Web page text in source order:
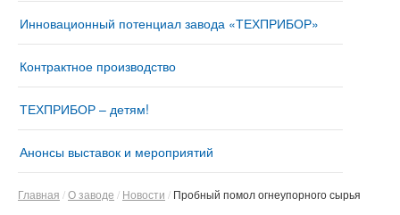
Инновационный потенциал завода «ТЕХПРИБОР»
Контрактное производство
ТЕХПРИБОР – детям!
Анонсы выставок и мероприятий
Главная О заводе Новости Пробный помол огнеупорного сырья